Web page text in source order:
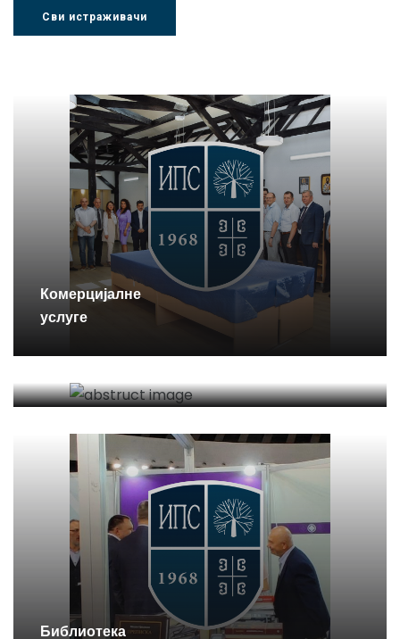
Сви истраживачи
Комерцијалне
услуге
Библиотека